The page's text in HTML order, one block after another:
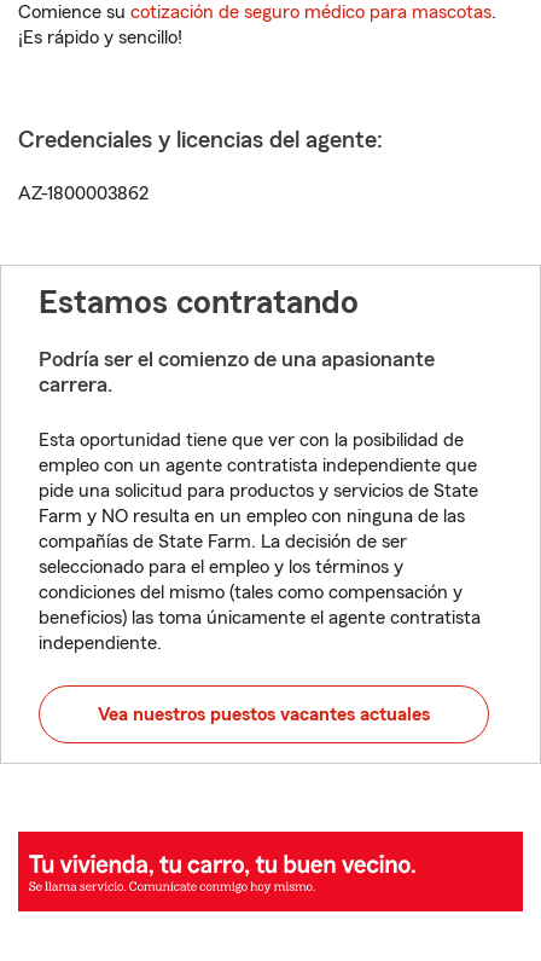
Comience su cotización de seguro médico para mascotas.
¡Es rápido y sencillo!
Credenciales y licencias del agente:
AZ-1800003862
Estamos contratando
Podría ser el comienzo de una apasionante
carrera.
Esta oportunidad tiene que ver con la posibilidad de
empleo con un agente contratista independiente que
pide una solicitud para productos y servicios de State
Farm y NO resulta en un empleo con ninguna de las
compañías de State Farm. La decisión de ser
seleccionado para el empleo y los términos y
condiciones del mismo (tales como compensación y
beneficios) las toma únicamente el agente contratista
independiente.
Vea nuestros puestos vacantes actuales